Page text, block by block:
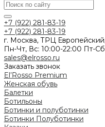
+7 (922) 281-83-19
+7 (922) 281-83-19
г. Москва, ТРЦ
Пн-Чт, Вс: 10:00-22:00 Пт-
sales@elrosso.ru
Заказать звонок
El’Rosso Premium
Женская обувь
Балетки
Ботильоны
Ботинки и полуботинки
Ботинки Полуботинки